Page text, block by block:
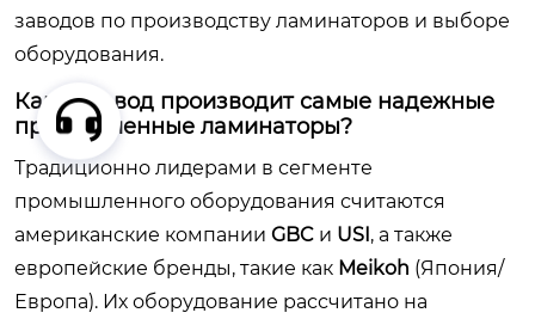
заводов по производству ламинаторов и выборе
оборудования.
Какой завод производит самые надежные
промышленные ламинаторы?
Традиционно лидерами в сегменте
промышленного оборудования считаются
американские компании GBC и USI, а также
европейские бренды, такие как Meikoh (Япония/
Европа). Их оборудование рассчитано на